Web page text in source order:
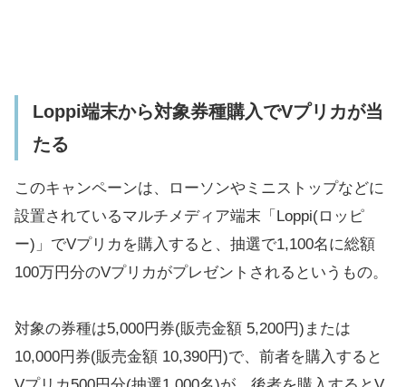
Loppi端末から対象券種購入でVプリカが当
たる
このキャンペーンは、ローソンやミニストップなどに
設置されているマルチメディア端末「Loppi(ロッピ
ー)」でVプリカを購入すると、抽選で1,100名に総額
100万円分のVプリカがプレゼントされるというもの。
対象の券種は5,000円券(販売金額 5,200円)または
10,000円券(販売金額 10,390円)で、前者を購入すると